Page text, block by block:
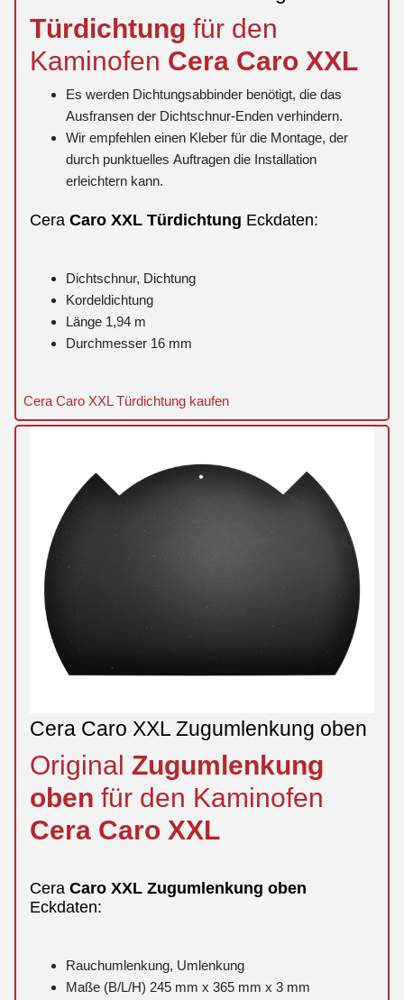
Türdichtung für den
Kaminofen Cera Caro XXL
Es werden Dichtungsabbinder benötigt, die das
Ausfransen der Dichtschnur-Enden verhindern.
Wir empfehlen einen Kleber für die Montage, der
durch punktuelles Auftragen die Installation
erleichtern kann.
Cera Caro XXL Türdichtung Eckdaten:
Dichtschnur, Dichtung
Kordeldichtung
Länge 1,94 m
Durchmesser 16 mm
Cera Caro XXL Türdichtung kaufen
Cera Caro XXL Zugumlenkung oben
Original Zugumlenkung
oben für den Kaminofen
Cera Caro XXL
Cera Caro XXL Zugumlenkung oben
Eckdaten:
Rauchumlenkung, Umlenkung
Maße (B/L/H) 245 mm x 365 mm x 3 mm